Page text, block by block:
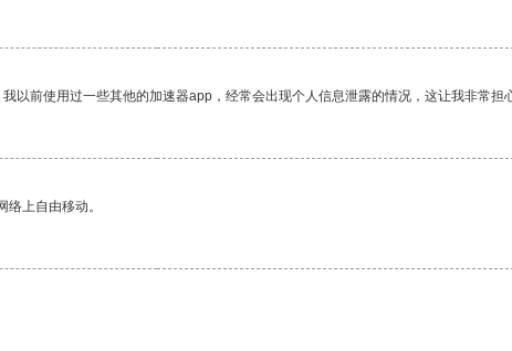
前使用过一些其他的加速器app，经常会出现个人信息泄露的情况，这让我非常担
上自由移动。